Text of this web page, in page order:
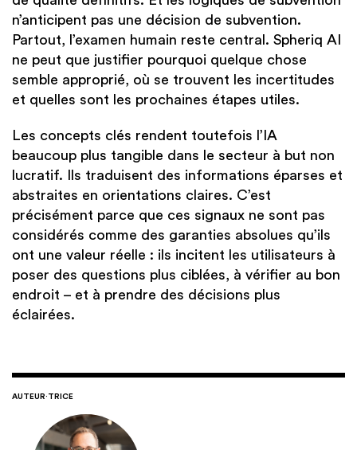
n’anticipent pas une décision de subvention.
Partout, l’examen humain reste central. Spheriq AI
ne peut que justifier pourquoi quelque chose
semble approprié, où se trouvent les incertitudes
et quelles sont les prochaines étapes utiles.
Les concepts clés rendent toutefois l’IA
beaucoup plus tangible dans le secteur à but non
lucratif. Ils traduisent des informations éparses et
abstraites en orientations claires. C’est
précisément parce que ces signaux ne sont pas
considérés comme des garanties absolues qu’ils
ont une valeur réelle : ils incitent les utilisateurs à
poser des questions plus ciblées, à vérifier au bon
endroit – et à prendre des décisions plus
éclairées.
AUTEUR·TRICE